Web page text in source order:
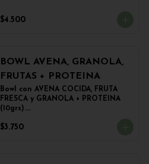
$4.500
BOWL AVENA, GRANOLA,
FRUTAS + PROTEINA
Bowl con AVENA COCIDA, FRUTA
FRESCA y GRANOLA + PROTEINA
(10grs).
de 500grs aprox.
$3.750